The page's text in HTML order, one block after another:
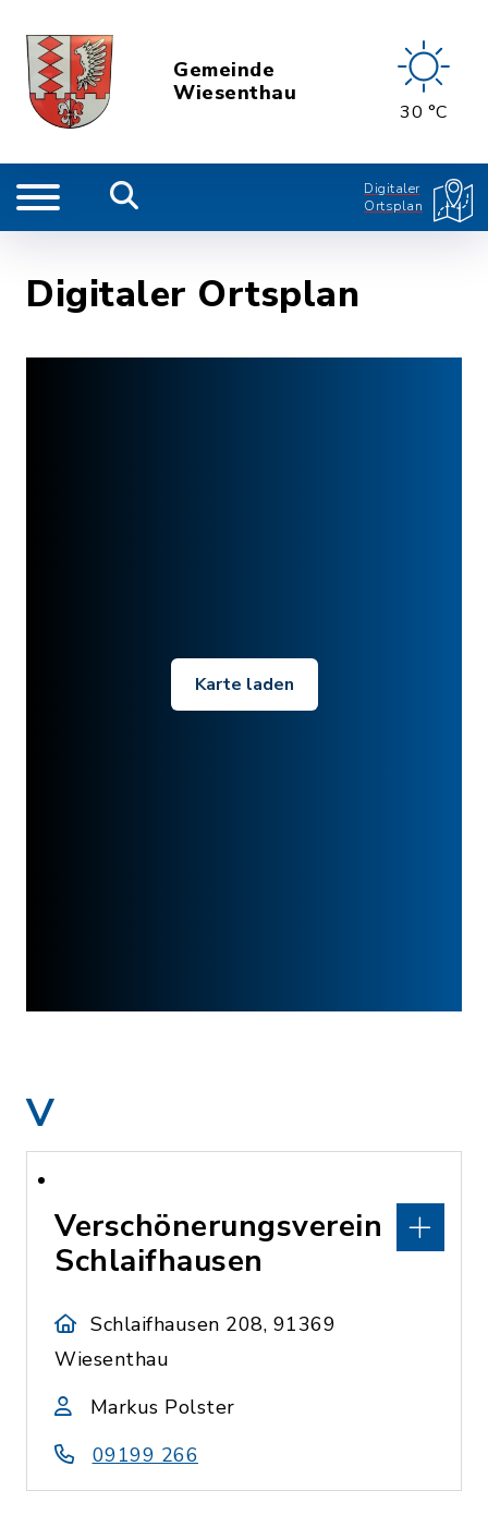
Gemeinde
Wiesenthau
30 °C
Digitaler
Ortsplan
Digitaler Ortsplan
Karte laden
V
Verschönerungsverein
Schlaifhausen
Schlaifhausen 208, 91369
Wiesenthau
Markus Polster
09199 266